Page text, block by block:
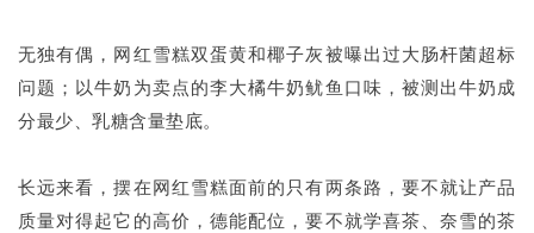
无独有偶，网红雪糕双蛋黄和椰子灰被曝出过大肠杆菌超标
问题；以牛奶为卖点的李大橘牛奶鱿鱼口味，被测出牛奶成
分最少、乳糖含量垫底。
长远来看，摆在网红雪糕面前的只有两条路，要不就让产品
质量对得起它的高价，德能配位，要不就学喜茶、奈雪的茶